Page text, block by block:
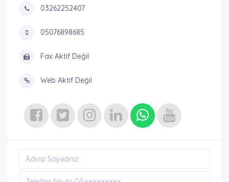
03262252407
05076898685
Fax Aktif Değil
Web Aktif Değil